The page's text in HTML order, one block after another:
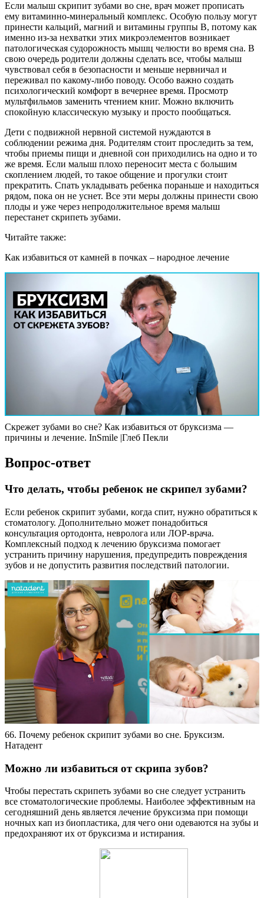
Если малыш скрипит зубами во сне, врач может прописать
ему витаминно-минеральный комплекс. Особую пользу могут
принести кальций, магний и витамины группы В, потому как
именно из-за нехватки этих микроэлементов возникает
патологическая судорожность мышц челюсти во время сна. В
свою очередь родители должны сделать все, чтобы малыш
чувствовал себя в безопасности и меньше нервничал и
переживал по какому-либо поводу. Особо важно создать
психологический комфорт в вечернее время. Просмотр
мультфильмов заменить чтением книг. Можно включить
спокойную классическую музыку и просто пообщаться.
Дети с подвижной нервной системой нуждаются в
соблюдении режима дня. Родителям стоит проследить за тем,
чтобы приемы пищи и дневной сон приходились на одно и то
же время. Если малыш плохо переносит места с большим
скоплением людей, то такое общение и прогулки стоит
прекратить. Спать укладывать ребенка пораньше и находиться
рядом, пока он не уснет. Все эти меры должны принести свою
плоды и уже через непродолжительное время малыш
перестанет скрипеть зубами.
Читайте также:
Как избавиться от камней в почках – народное лечение
Скрежет зубами во сне? Как избавиться от бруксизма —
причины и лечение. InSmile |Глеб Пекли
Вопрос-ответ
Что делать, чтобы ребенок не скрипел зубами?
Если ребенок скрипит зубами, когда спит, нужно обратиться к
стоматологу. Дополнительно может понадобиться
консультация ортодонта, невролога или ЛОР-врача.
Комплексный подход к лечению бруксизма помогает
устранить причину нарушения, предупредить повреждения
зубов и не допустить развития последствий патологии.
66. Почему ребенок скрипит зубами во сне. Бруксизм.
Натадент
Можно ли избавиться от скрипа зубов?
Чтобы перестать скрипеть зубами во сне следует устранить
все стоматологические проблемы. Наиболее эффективным на
сегодняшний день является лечение бруксизма при помощи
ночных кап из биопластика, для чего они одеваются на зубы и
предохраняют их от бруксизма и истирания.